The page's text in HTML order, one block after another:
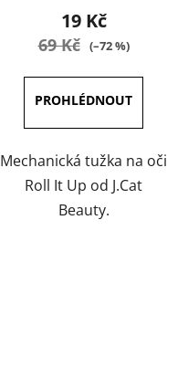
produktu
5
hvězdiček.
19 Kč
69 Kč (–72 %)
Mechanická tužka na oči
Roll It Up od J.Cat
Beauty.